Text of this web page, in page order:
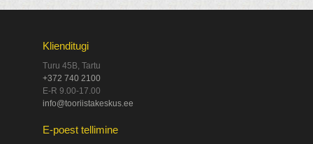
Klienditugi
Turu 45B, Tartu
+372 740 2100
E-R 9.00-17.00
info@tooriistakeskus.ee
E-poest tellimine